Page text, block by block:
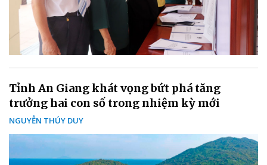
Tỉnh An Giang khát vọng bứt phá tăng
trưởng hai con số trong nhiệm kỳ mới
NGUYỄN THÚY DUY